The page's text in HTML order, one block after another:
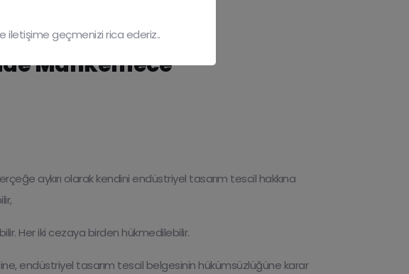
Mahkemece
aykırı olarak kendini endüstriyel tasarım tescil hakkına
Her iki cezaya birden hükmedilebilir.
endüstriyel tasarım tescil belgesinin hükümsüzlüğüne karar
iletişime geçmenizi rica ederiz..